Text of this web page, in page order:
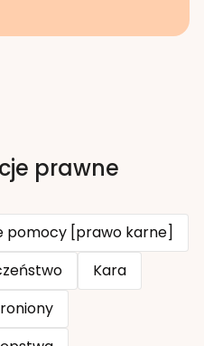
prawne
pomocy [prawo karne]
Kara